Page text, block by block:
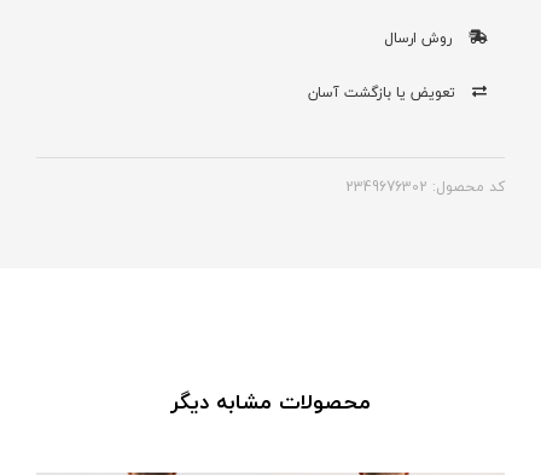
روش ارسال
تعویض یا بازگشت آسان
کد محصول: 2349676302
محصولات مشابه دیگر